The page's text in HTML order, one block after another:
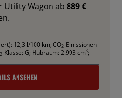
Utility Wagon ab 889 €
12,3 l/100 km; CO2-Emissionen
2-Klasse: G; Hubraum: 2.993 cm3;
ANSEHEN